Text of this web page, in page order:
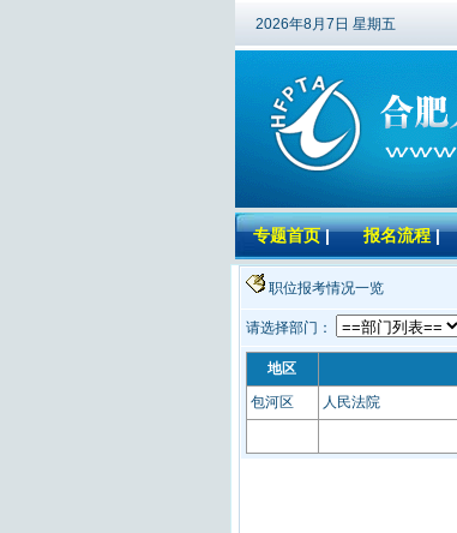
2026年8月7日 星期五
专题首页 | 报名流程|
职位报考情况一览
请选择部门：
地区
包河区
人民法院